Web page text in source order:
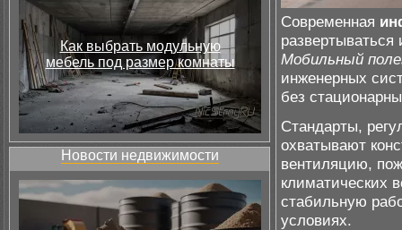
Как выбрать модульную
мебель под размер комнаты
Новости недвижимости
Современная
Мобильный
инженерных
без
Стандарты,
охватывают
вентиляцию,
климатических
стабильную
условиях.